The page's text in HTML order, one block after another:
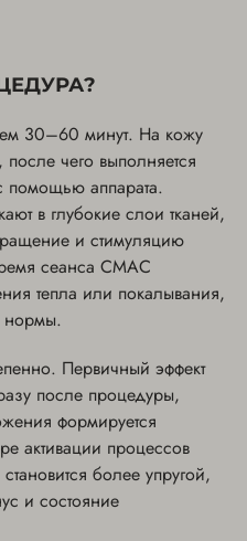
30–60 минут. На кожу
чего выполняется
помощью аппарата.
в глубокие слои тканей,
и стимуляцию
сеанса СМАС
тепла или покалывания,
нормы.
Первичный эффект
после процедуры,
формируется
активации процессов
более упругой,
и состояние